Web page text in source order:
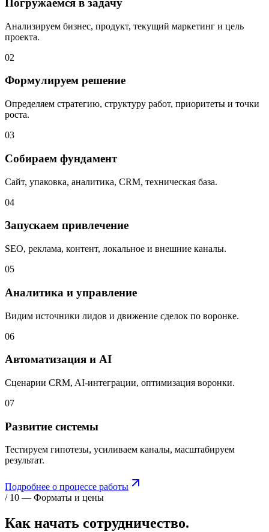
Погружаемся в задачу
Анализируем бизнес, продукт, текущий маркетинг и цель
проекта.
02
Формулируем решение
Определяем стратегию, структуру работ, приоритеты и точки
роста.
03
Собираем фундамент
Сайт, упаковка, аналитика, CRM, техническая база.
04
Запускаем привлечение
SEO, реклама, контент, локальное и внешние каналы.
05
Аналитика и управление
Видим источники лидов и движение сделок по воронке.
06
Автоматизация и AI
Сценарии CRM, AI‑интеграции, оптимизация воронки.
07
Развитие системы
Тестируем гипотезы, усиливаем каналы, масштабируем
результат.
Подробнее о процессе работы
/ 10 — Форматы и цены
Как начать сотрудничество.